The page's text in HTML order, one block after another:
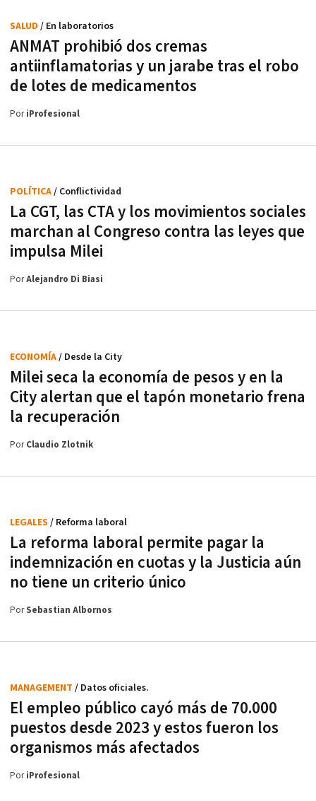
ANMAT prohibió dos cremas
antiinflamatorias y un jarabe tras el robo
de lotes de medicamentos
SALUD / En laboratorios
PoriProfesional
La CGT, las CTA y los movimientos sociales
marchan al Congreso contra las leyes que
impulsa Milei
POLÍTICA/ Conflictividad
PorAlejandro Di Biasi
Milei seca la economía de pesos y en la
City alertan que el tapón monetario frena
la recuperación
ECONOMÍA/ Desde la City
PorClaudio Zlotnik
La reforma laboral permite pagar la
indemnización en cuotas y la Justicia aún
no tiene un criterio único
LEGALES / Reforma laboral
PorSebastian Albornos
El empleo público cayó más de 70.000
puestos desde 2023 y estos fueron los
organismos más afectados
MANAGEMENT / Datos oficiales.
PoriProfesional